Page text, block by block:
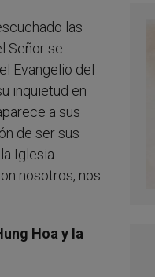
las
Señor se
Evangelio del
inquietud en
a sus
de ser sus
Iglesia
nosotros, nos
Hoa y la